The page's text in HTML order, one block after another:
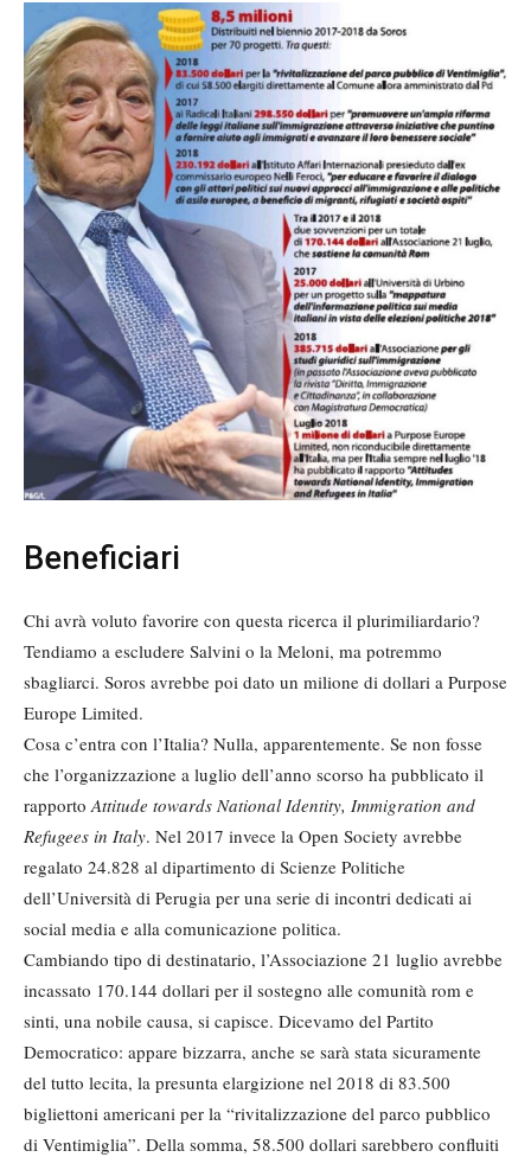
Beneficiari
Chi avrà voluto favorire con questa ricerca il plurimiliardario?
Tendiamo a escludere Salvini o la Meloni, ma potremmo
sbagliarci. Soros avrebbe poi dato un milione di dollari a Purpose
Europe Limited.
Cosa c’entra con l’Italia? Nulla, apparentemente. Se non fosse
che l’organizzazione a luglio dell’anno scorso ha pubblicato il
rapporto Attitude towards National Identity, Immigration and
Refugees in Italy. Nel 2017 invece la Open Society avrebbe
regalato 24.828 al dipartimento di Scienze Politiche
dell’Università di Perugia per una serie di incontri dedicati ai
social media e alla comunicazione politica.
Cambiando tipo di destinatario, l’Associazione 21 luglio avrebbe
incassato 170.144 dollari per il sostegno alle comunità rom e
sinti, una nobile causa, si capisce. Dicevamo del Partito
Democratico: appare bizzarra, anche se sarà stata sicuramente
del tutto lecita, la presunta elargizione nel 2018 di 83.500
bigliettoni americani per la “rivitalizzazione del parco pubblico
di Ventimiglia”. Della somma, 58.500 dollari sarebbero confluiti